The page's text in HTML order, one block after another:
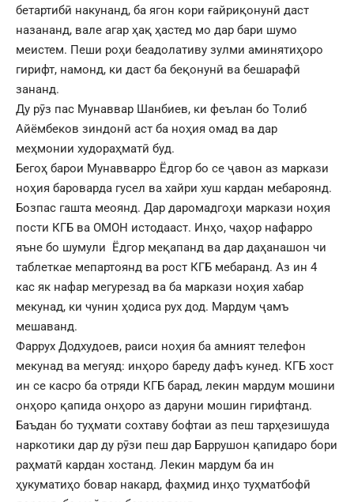
бетартибӣ накунанд, ба ягон кори ғайриқонунӣ даст
назананд, вале агар ҳақ ҳастед мо дар бари шумо
меистем. Пеши роҳи беадолативу зулми аминятиҳоро
гирифт, намонд, ки даст ба беқонунӣ ва бешарафӣ
зананд.
Ду рӯз пас Мунаввар Шанбиев, ки феълан бо Толиб
Айёмбеков зиндонӣ аст ба ноҳия омад ва дар
меҳмонии худораҳматӣ буд.
Бегоҳ барои Мунавварро Ёдгор бо се ҷавон аз маркази
ноҳия бароварда гусел ва хайри хуш кардан мебароянд.
Бозпас гашта меоянд. Дар даромадгоҳи маркази ноҳия
пости КГБ ва ОМОН истодааст. Инҳо, чаҳор нафарро
яъне бо шумули Ёдгор меқапанд ва дар даҳанашон чи
таблеткае мепартоянд ва рост КГБ мебаранд. Аз ин 4
кас як нафар мегурезад ва ба маркази ноҳия хабар
мекунад, ки чунин ҳодиса рух дод. Мардум ҷамъ
мешаванд.
Фаррух Додхудоев, раиси ноҳия ба амният телефон
мекунад ва мегуяд: инҳоро бареду дафъ кунед. КГБ хост
ин се касро ба отряди КГБ барад, лекин мардум мошини
онҳоро қапида онҳоро аз даруни мошин гирифтанд.
Баъдан бо туҳмати сохтаву бофтаи аз пеш тарҳезишуда
наркотики дар ду рӯзи пеш дар Баррушон қапидаро бори
раҳматӣ кардан хостанд. Лекин мардум ба ин
ҳукуматиҳо бовар накард, фаҳмид инҳо туҳматбофӣ